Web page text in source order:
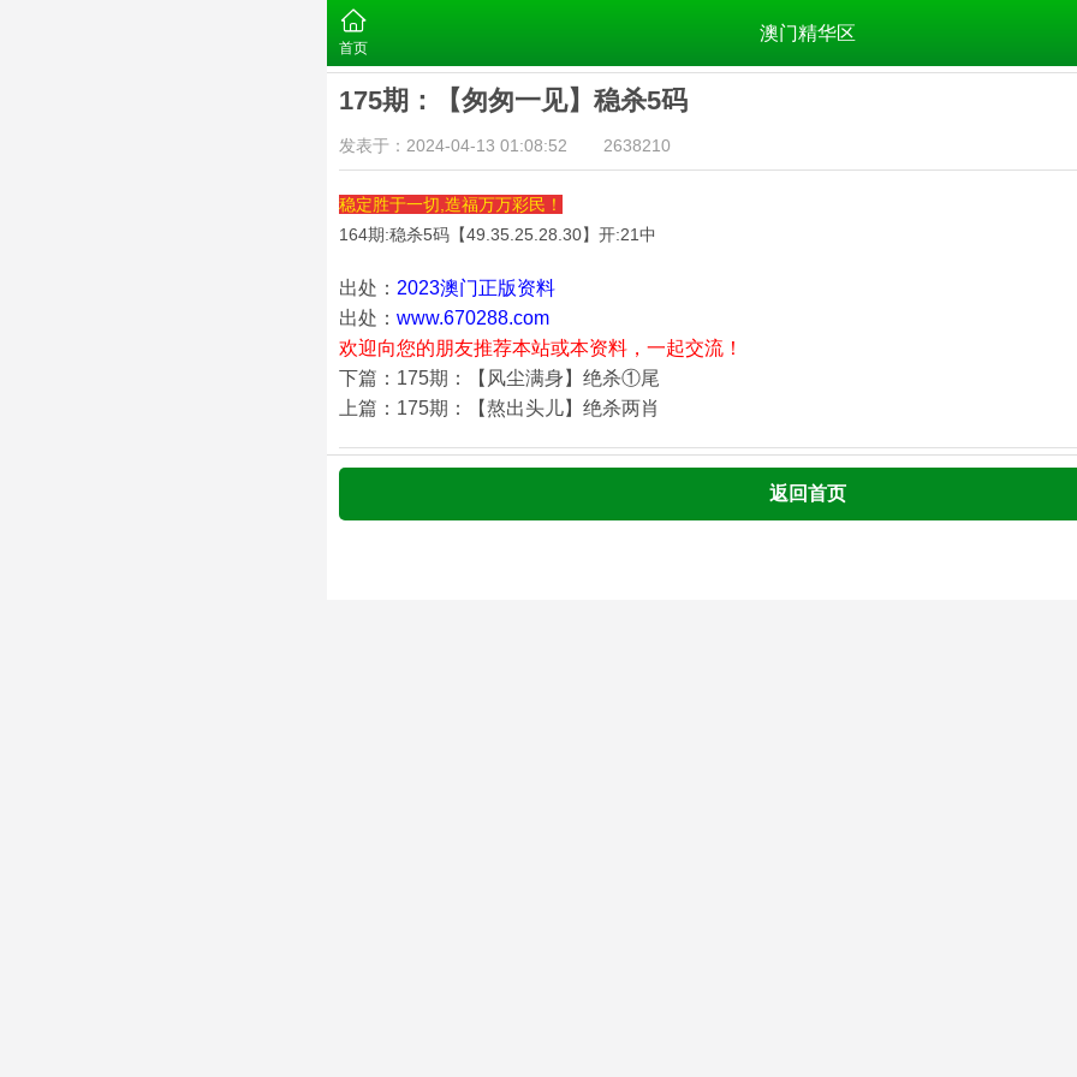
首页
澳门精华区
175期：【匆匆一见】稳杀5码
发表于：2024-04-13 01:08:52 2638210
稳定胜于一切,造福万万彩民！
164期:稳杀5码【49.35.25.28.30】开:21中
出处： 2023澳门正版资料
出处： www.670288.com
欢迎向您的朋友推荐本站或本资料，一起交流！
下篇：175期：【风尘满身】绝杀①尾
上篇：175期：【熬出头儿】绝杀两肖
返回首页